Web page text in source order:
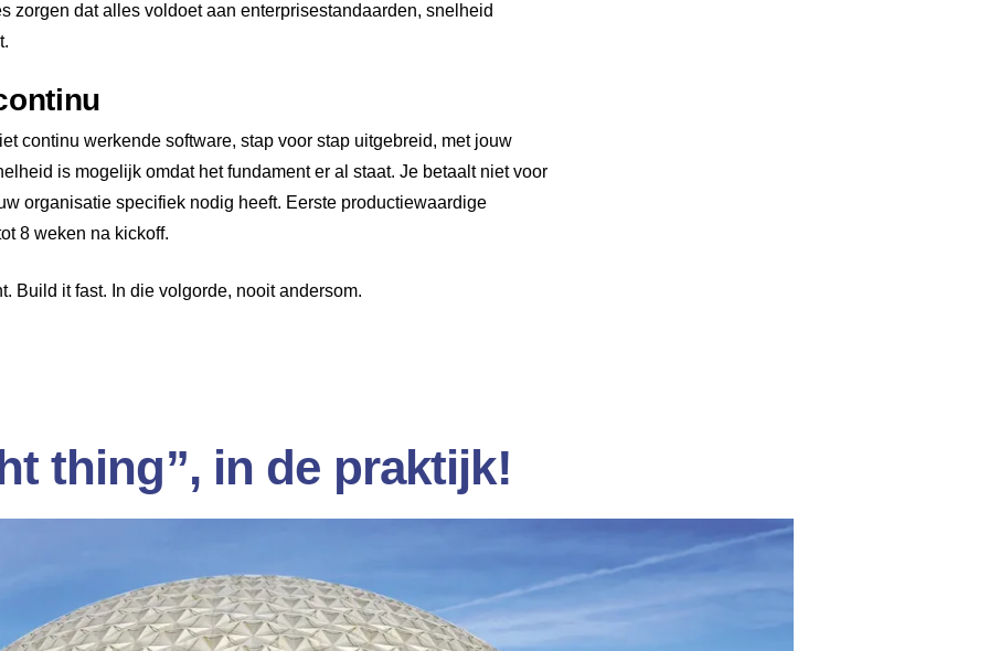
zorgen dat alles voldoet aan enterprisestandaarden, snelheid
continu werkende software, stap voor stap uitgebreid, met jouw
is mogelijk omdat het fundament er al staat. Je betaalt niet voor
organisatie specifiek nodig heeft. Eerste productiewaardige
8 weken na kickoff.
Build it fast. In die volgorde, nooit andersom.
thing”, in de praktijk!